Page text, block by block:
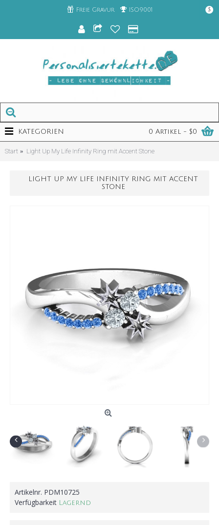
Freie Gravur ISO9001 $
0 Artikel - $0
KATEGORIEN
Start Light Up My Life Infinity Ring mit Accent Stone
LIGHT UP MY LIFE INFINITY RING MIT ACCENT
STONE
Artikelnr. PDM10725
Verfügbarkeit Lagernd